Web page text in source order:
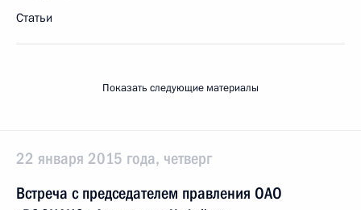
Статьи
Показать следующие материалы
22 января 2015 года, четверг
Встреча с председателем правления ОАО